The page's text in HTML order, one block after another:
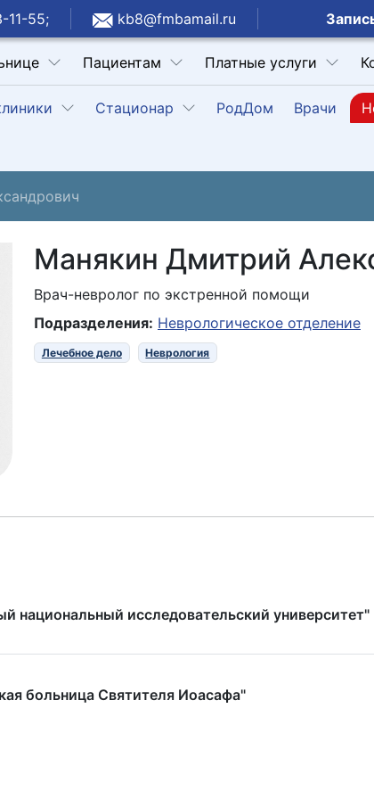
11-55; kb8@fmbamail.ru
Пациентам Платные услуги
Стационар РодДом Врачи
Манякин Дмитрий
Врач-невролог по экстренной помощи
Подразделения: Неврологическое отделение
Лечебное дело Неврология
национальный исследовательский университет"
больница Святителя Иоасафа"